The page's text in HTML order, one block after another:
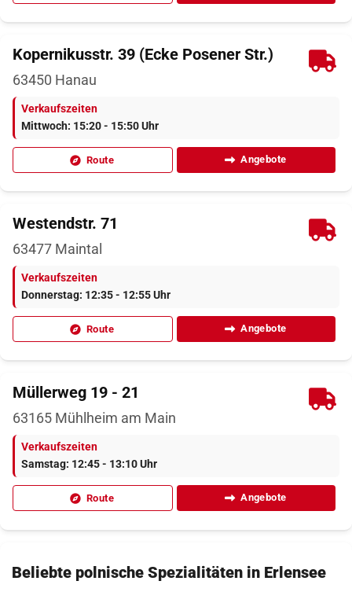
Kopernikusstr. 39 (Ecke Posener Str.)
63450 Hanau
Verkaufszeiten
Mittwoch: 15:20 - 15:50 Uhr
Route Angebote
Westendstr. 71
63477 Maintal
Verkaufszeiten
Donnerstag: 12:35 - 12:55 Uhr
Route Angebote
Müllerweg 19 - 21
63165 Mühlheim am Main
Verkaufszeiten
Samstag: 12:45 - 13:10 Uhr
Route Angebote
Gerhard-Hauptmann-Str. (Ecke Goethestr.)
Beliebte polnische Spezialitäten in Erlensee